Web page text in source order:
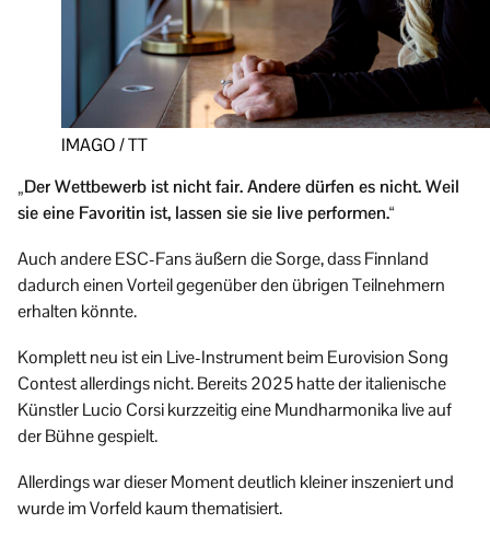
IMAGO / TT
„Der Wettbewerb ist nicht fair. Andere dürfen es nicht. Weil
sie eine Favoritin ist, lassen sie sie live performen.“
Auch andere ESC-Fans äußern die Sorge, dass Finnland
dadurch einen Vorteil gegenüber den übrigen Teilnehmern
erhalten könnte.
Komplett neu ist ein Live-Instrument beim Eurovision Song
Contest allerdings nicht. Bereits 2025 hatte der italienische
Künstler Lucio Corsi kurzzeitig eine Mundharmonika live auf
der Bühne gespielt.
Allerdings war dieser Moment deutlich kleiner inszeniert und
wurde im Vorfeld kaum thematisiert.